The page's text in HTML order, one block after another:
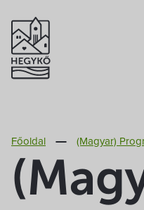
Főoldal (Magyar)